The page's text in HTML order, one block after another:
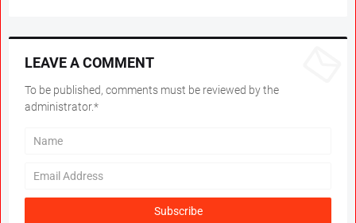
LEAVE A COMMENT
To be published, comments must be reviewed by the
administrator.*